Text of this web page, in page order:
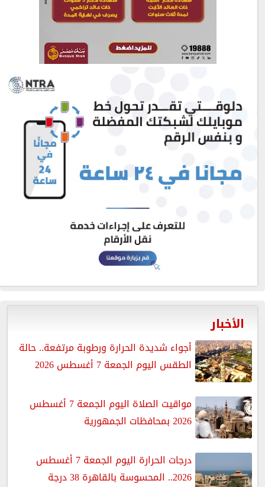
الأخبار
أجواء شديدة الحرارة ورطوبة مرتفعة.. حالة
الطقس اليوم الجمعة 7 أغسطس 2026
مواقيت الصلاة اليوم الجمعة 7 أغسطس
2026 بمحافظات الجمهورية
درجات الحرارة اليوم الجمعة 7 أغسطس
2026.. المحسوسة بالقاهرة 38 درجة